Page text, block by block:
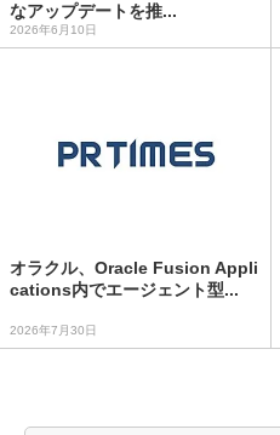
なアップデートを推...
2026年6月10日
オラクル、Oracle Fusion Appli
cations内でエージェント型...
2026年7月30日